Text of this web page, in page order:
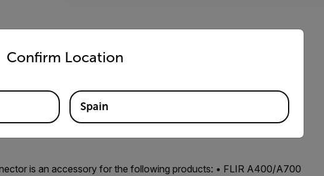
is an accessory for the following products: • FLIR A400/A700
Confirm Location
from the options below to access the appropriate version of our website.
Spain